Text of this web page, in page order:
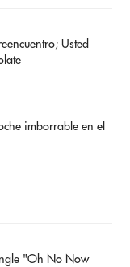
Usted
imborrable en el
"Oh No Now